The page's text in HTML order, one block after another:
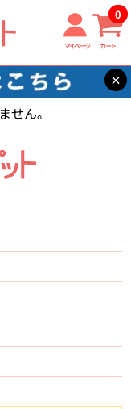
マイページ カート
0
×
せん。